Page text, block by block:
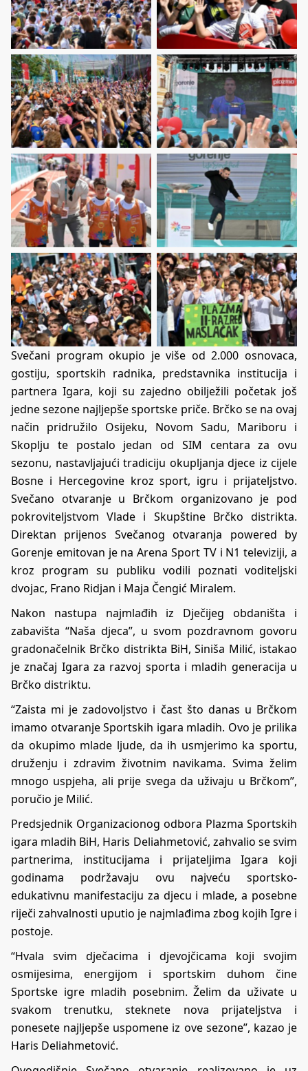
Svečani program okupio je više od 2.000 osnovaca,
gostiju, sportskih radnika, predstavnika institucija i
partnera Igara, koji su zajedno obilježili početak još
jedne sezone najljepše sportske priče. Brčko se na ovaj
način pridružilo Osijeku, Novom Sadu, Mariboru i
Skoplju te postalo jedan od SIM centara za ovu
sezonu, nastavljajući tradiciju okupljanja djece iz cijele
Bosne i Hercegovine kroz sport, igru i prijateljstvo.
Svečano otvaranje u Brčkom organizovano je pod
pokroviteljstvom Vlade i Skupštine Brčko distrikta.
Direktan prijenos Svečanog otvaranja powered by
Gorenje emitovan je na Arena Sport TV i N1 televiziji, a
kroz program su publiku vodili poznati voditeljski
dvojac, Frano Ridjan i Maja Čengić Miralem.
Nakon nastupa najmlađih iz Dječijeg obdaništa i
zabavišta “Naša djeca”, u svom pozdravnom govoru
gradonačelnik Brčko distrikta BiH, Siniša Milić, istakao
je značaj Igara za razvoj sporta i mladih generacija u
Brčko distriktu.
“Zaista mi je zadovoljstvo i čast što danas u Brčkom
imamo otvaranje Sportskih igara mladih. Ovo je prilika
da okupimo mlade ljude, da ih usmjerimo ka sportu,
druženju i zdravim životnim navikama. Svima želim
mnogo uspjeha, ali prije svega da uživaju u Brčkom”,
poručio je Milić.
Predsjednik Organizacionog odbora Plazma Sportskih
igara mladih BiH, Haris Deliahmetović, zahvalio se svim
partnerima, institucijama i prijateljima Igara koji
godinama podržavaju ovu najveću sportsko-
edukativnu manifestaciju za djecu i mlade, a posebne
riječi zahvalnosti uputio je najmlađima zbog kojih Igre i
postoje.
“Hvala svim dječacima i djevojčicama koji svojim
osmijesima, energijom i sportskim duhom čine
Sportske igre mladih posebnim. Želim da uživate u
svakom trenutku, steknete nova prijateljstva i
ponesete najljepše uspomene iz ove sezone”, kazao je
Haris Deliahmetović.